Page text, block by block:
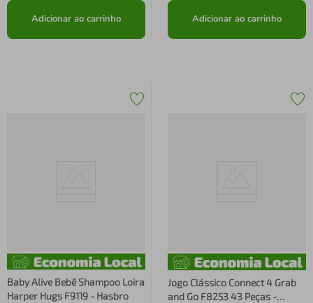
Adicionar ao carrinho Adicionar ao carrinho
Baby Alive Bebê Shampoo Loira
Harper Hugs F9119 - Hasbro
Jogo Clássico Connect 4 Grab
and Go F8253 43 Peças -